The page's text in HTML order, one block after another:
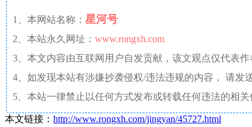
1、本网站名称： 星河号
2、本站永久网址： www.rongxh.com
3、本文内容由互联网用户自发贡献，该文观点仅代表
4、如发现本站有涉嫌抄袭侵权/违法违规的内容， 请发
5、本站一律禁止以任何方式发布或转载任何违法的相
本文链接： http://www.rongxh.com/jingyan/45727.html